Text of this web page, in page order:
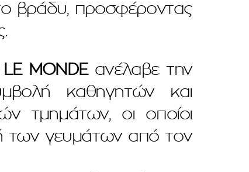
βράδυ, προσφέροντας
LE MONDEανέλαβε την
καθηγητών και
τμημάτων, οι οποίοι
των γευμάτων από τον